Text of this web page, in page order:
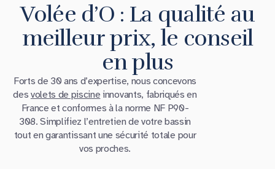
Volée d’O : La qualité au
meilleur prix, le conseil
en plus
Forts de 30 ans d’expertise, nous concevons
des volets de piscine innovants, fabriqués en
France et conformes à la norme NF P90-
308. Simplifiez l’entretien de votre bassin
tout en garantissant une sécurité totale pour
vos proches.